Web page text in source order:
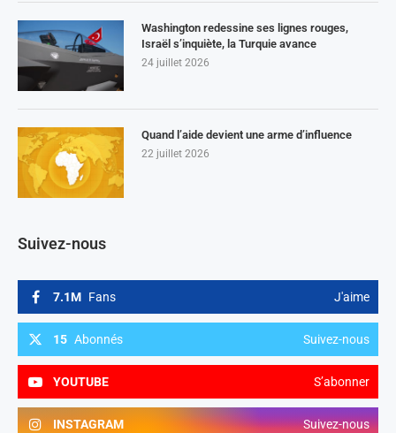
Washington redessine ses lignes rouges,
Israël s’inquiète, la Turquie avance
24 juillet 2026
Quand l’aide devient une arme d’influence
22 juillet 2026
Suivez-nous
7.1M Fans J'aime
15 Abonnés Suivez-nous
YOUTUBE S’abonner
INSTAGRAM Suivez-nous